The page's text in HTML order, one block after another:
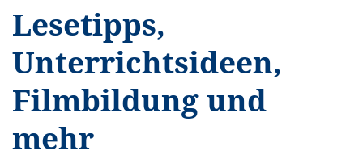
Lesetipps,
Unterrichtsideen,
Filmbildung und
mehr